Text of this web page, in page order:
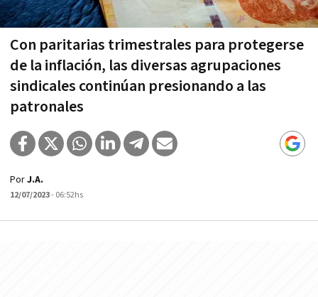
Con paritarias trimestrales para protegerse
de la inflación, las diversas agrupaciones
sindicales continúan presionando a las
patronales
PorJ.A.
12/07/2023- 06:52hs